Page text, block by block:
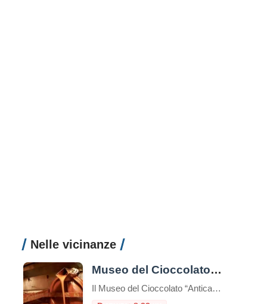
Nelle vicinanze
Museo del Cioccolato di Norma
Il Museo del Cioccolato “Antica Norba” è un museo di Norma, in provincia di Latina.E’ un museo unico nel suo genere che racconta la storia del cibo universalmente considerato più “goloso”. Venne istituito nel 1995 per iniziativa di privati.La storia del Museo del Cioccolato di Norma (LT) inizia nel 1956, quando viene aperta la prima […]